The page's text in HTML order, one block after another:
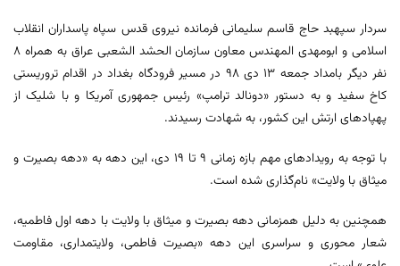
سردار سپهبد حاج قاسم سلیمانی فرمانده نیروی قدس سپاه پاسداران انقلاب
اسلامی و ابومهدی المهندس معاون سازمان الحشد الشعبی عراق به همراه ۸
نفر دیگر بامداد جمعه ۱۳ دی ۹۸ در مسیر فرودگاه بغداد در اقدام تروریستی
کاخ سفید و به دستور «دونالد ترامپ» رئیس جمهوری آمریکا و با شلیک از
پهپادهای ارتش این کشور، به شهادت رسیدند.
با توجه به رویدادهای مهم بازه زمانی ۹ تا ۱۹ دی، این دهه به «دهه بصیرت و
میثاق با ولایت» نام‌گذاری شده است.
همچنین به دلیل همزمانی دهه بصیرت و میثاق با ولایت با دهه اول فاطمیه،
شعار محوری و سراسری این دهه «بصیرت فاطمی، ولایتمداری، مقاومت